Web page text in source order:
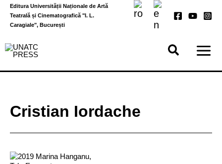
Skip
content
Editura Universității Naționale de Artă
Teatrală și Cinematografică "I. L.
Caragiale", București
Cristian Iordache